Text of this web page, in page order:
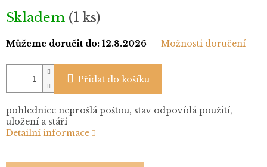
Měrná
cena:
Skladem (1 ks)
Můžeme doručit do: 12.8.2026 Možnosti doručení
Přidat do košíku
pohlednice neprošlá poštou, stav odpovídá použití,
uložení a stáří
Detailní informace